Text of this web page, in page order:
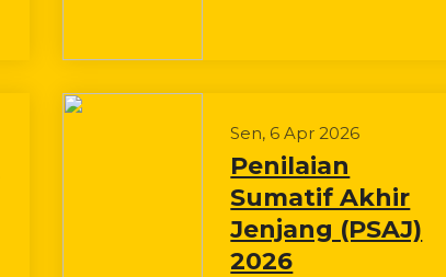
Sen, 6 Apr 2026
Penilaian
Sumatif Akhir
Jenjang (PSAJ)
2026